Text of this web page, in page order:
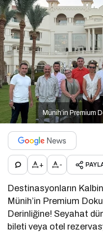
Münih’in Premium
+ -
Destinasyonların
Münih’in Premium
Derinliğine! Seyahat
bileti veya otel